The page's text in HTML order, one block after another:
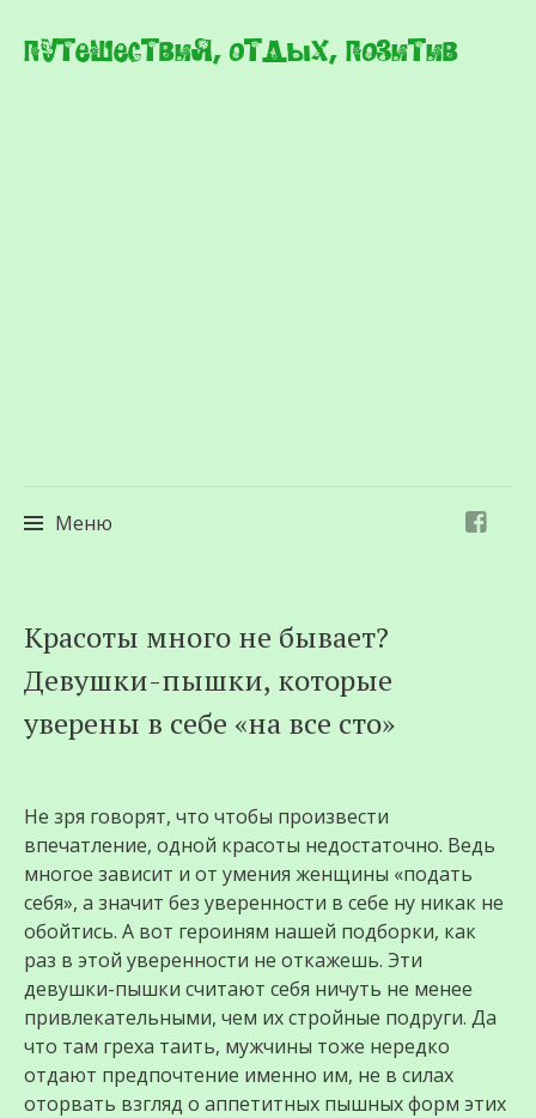
Путешествия, отдых, позитив
Меню
к
содержимому
Красоты много не бывает?
Девушки-пышки, которые
уверены в себе «на все сто»
Не зря говорят, что чтобы произвести
впечатление, одной красоты недостаточно. Ведь
многое зависит и от умения женщины «подать
себя», а значит без уверенности в себе ну никак не
обойтись. А вот героиням нашей подборки, как
раз в этой уверенности не откажешь. Эти
девушки-пышки считают себя ничуть не менее
привлекательными, чем их стройные подруги. Да
что там греха таить, мужчины тоже нередко
отдают предпочтение именно им, не в силах
оторвать взгляд о аппетитных пышных форм этих